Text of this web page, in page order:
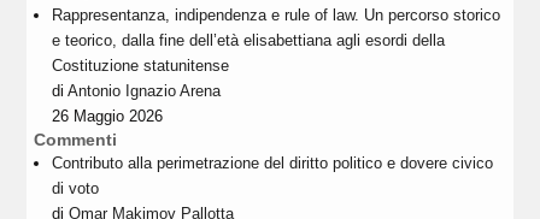
Rappresentanza, indipendenza e rule of law. Un percorso storico
e teorico, dalla fine dell’età elisabettiana agli esordi della
Costituzione statunitense
diAntonio Ignazio Arena
26 Maggio 2026
Commenti
Contributo alla perimetrazione del diritto politico e dovere civico
di voto
diOmar Makimov Pallotta